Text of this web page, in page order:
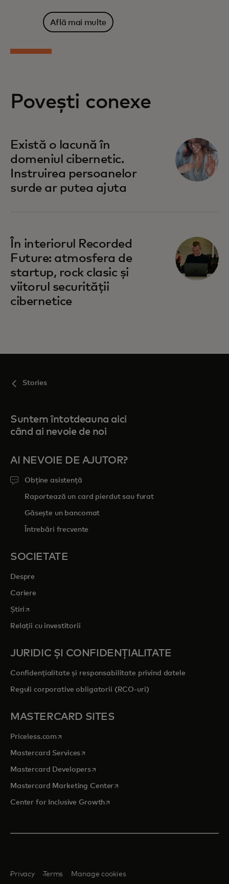
Află mai multe
Povești conexe
Există o lacună în
domeniul cibernetic.
Instruirea persoanelor
surde ar putea ajuta
În interiorul Recorded
Future: atmosfera de
startup, rock clasic și
viitorul securității
cibernetice
Stories
Suntem întotdeauna aici
când ai nevoie de noi
AI NEVOIE DE AJUTOR?
Obține asistență
Raportează un card pierdut sau furat
Găsește un bancomat
Întrebări frecvente
SOCIETATE
Despre
Cariere
Știri opens in a new tab
Relații cu investitorii
JURIDIC ȘI CONFIDENȚIALITATE
Confidențialitate și responsabilitate privind datele
Reguli corporative obligatorii (RCO-uri)
MASTERCARD SITES
Priceless.com opens in a new tab
Mastercard Servicesopens in a new tab
Mastercard Developersopens in a new tab
Mastercard Marketing Centeropens in a new tab
Center for Inclusive Growthopens in a new tab
Privacy Terms Manage cookies